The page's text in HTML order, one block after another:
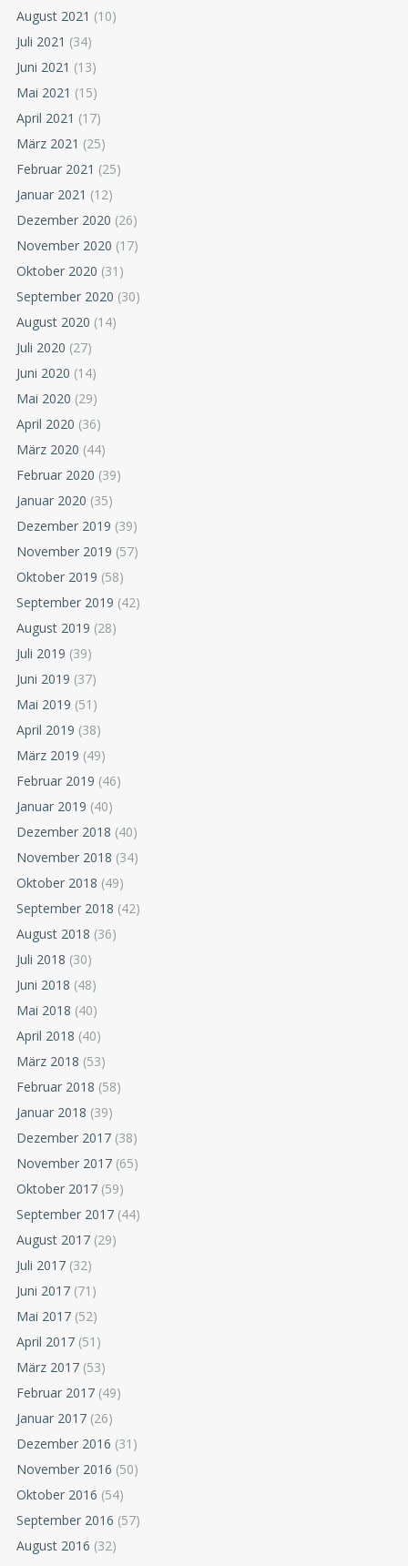
August 2021 (10)
Juli 2021 (34)
Juni 2021 (13)
Mai 2021 (15)
April 2021 (17)
März 2021 (25)
Februar 2021 (25)
Januar 2021 (12)
Dezember 2020 (26)
November 2020 (17)
Oktober 2020 (31)
September 2020 (30)
August 2020 (14)
Juli 2020 (27)
Juni 2020 (14)
Mai 2020 (29)
April 2020 (36)
März 2020 (44)
Februar 2020 (39)
Januar 2020 (35)
Dezember 2019 (39)
November 2019 (57)
Oktober 2019 (58)
September 2019 (42)
August 2019 (28)
Juli 2019 (39)
Juni 2019 (37)
Mai 2019 (51)
April 2019 (38)
März 2019 (49)
Februar 2019 (46)
Januar 2019 (40)
Dezember 2018 (40)
November 2018 (34)
Oktober 2018 (49)
September 2018 (42)
August 2018 (36)
Juli 2018 (30)
Juni 2018 (48)
Mai 2018 (40)
April 2018 (40)
März 2018 (53)
Februar 2018 (58)
Januar 2018 (39)
Dezember 2017 (38)
November 2017 (65)
Oktober 2017 (59)
September 2017 (44)
August 2017 (29)
Juli 2017 (32)
Juni 2017 (71)
Mai 2017 (52)
April 2017 (51)
März 2017 (53)
Februar 2017 (49)
Januar 2017 (26)
Dezember 2016 (31)
November 2016 (50)
Oktober 2016 (54)
September 2016 (57)
August 2016 (32)